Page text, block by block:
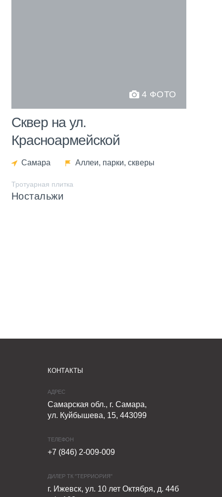
4 ФОТО
Сквер на ул.
Красноармейской
Самара Аллеи, парки, скверы
Тротуарная плитка
Ностальжи
КОНТАКТЫ
АДРЕС
Самарская обл., г. Самара,
ул. Куйбышева, 15, 443099
ТЕЛЕФОН
+7 (846) 2-009-009
ДИЛЕР ТК "ТЕРРИОРИЯ"
г. Ижевск, ул. 10 лет Октября, д. 44б